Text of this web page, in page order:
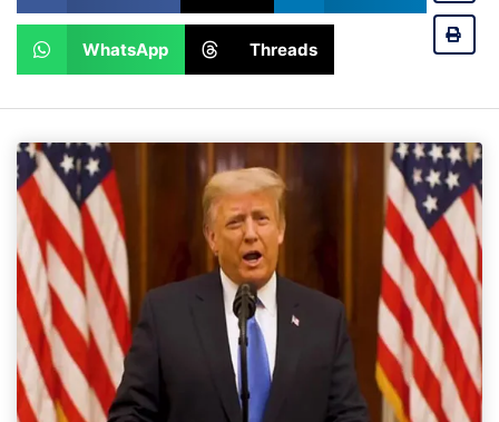
WhatsApp Threads